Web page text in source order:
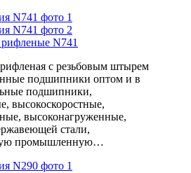
N741
с резьбовым штырем
подшипники оптом и в
подшипники,
высокоскоростные,
высоконагруженные,
стали,
промышленную…